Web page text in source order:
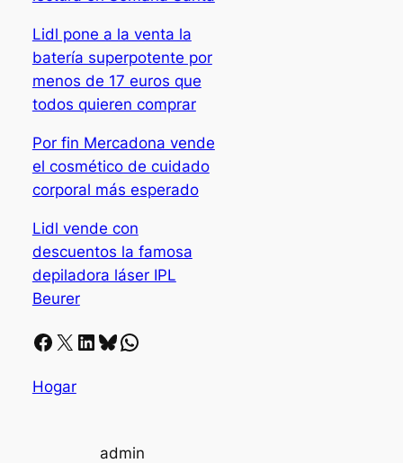
Lidl pone a la venta la
batería superpotente por
menos de 17 euros que
todos quieren comprar
Por fin Mercadona vende
el cosmético de cuidado
corporal más esperado
Lidl vende con
descuentos la famosa
depiladora láser IPL
Beurer
Facebook X LinkedIn Bluesky Whatsapp
Hogar
admin